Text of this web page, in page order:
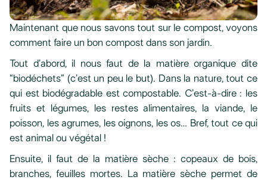
Maintenant que nous savons tout sur le compost, voyons
comment faire un bon compost dans son jardin.
Tout d’abord, il nous faut de la matière organique dite
“biodéchets” (c’est un peu le but). Dans la nature, tout ce
qui est biodégradable est compostable. C’est-à-dire : les
fruits et légumes, les restes alimentaires, la viande, le
poisson, les agrumes, les oignons, les os… Bref, tout ce qui
est animal ou végétal !
Ensuite, il faut de la matière sèche : copeaux de bois,
branches, feuilles mortes. La matière sèche permet de